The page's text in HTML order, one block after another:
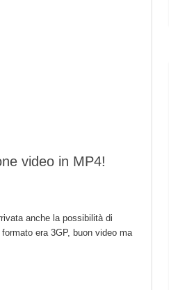
video in MP4!
anche la possibilità di
era 3GP, buon video ma